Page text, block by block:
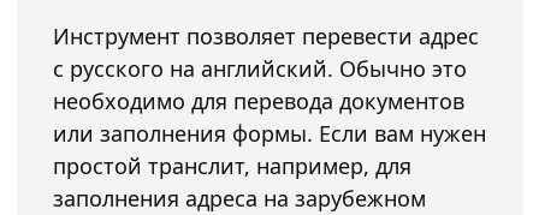
Инструмент позволяет перевести адрес
с русского на английский. Обычно это
необходимо для перевода документов
или заполнения формы. Если вам нужен
простой транслит, например, для
заполнения адреса на зарубежном